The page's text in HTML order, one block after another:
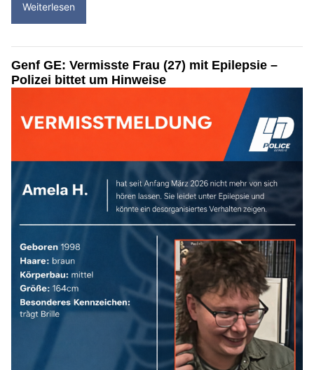
Weiterlesen
Genf GE: Vermisste Frau (27) mit Epilepsie –
Polizei bittet um Hinweise